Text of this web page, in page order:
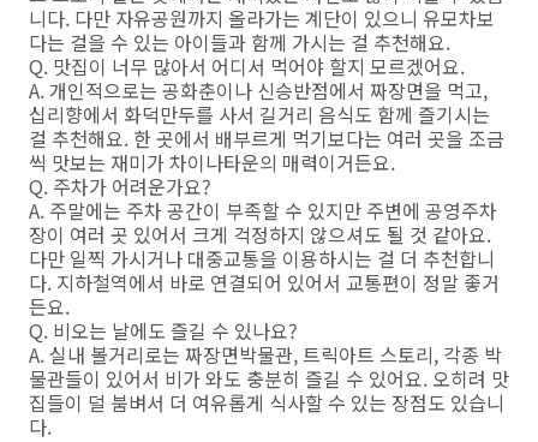
니다. 다만 자유공원까지 올라가는 계단이 있으니 유모차보
다는 걸을 수 있는 아이들과 함께 가시는 걸 추천해요.
Q. 맛집이 너무 많아서 어디서 먹어야 할지 모르겠어요.
A. 개인적으로는 공화춘이나 신승반점에서 짜장면을 먹고,
십리향에서 화덕만두를 사서 길거리 음식도 함께 즐기시는
걸 추천해요. 한 곳에서 배부르게 먹기보다는 여러 곳을 조금
씩 맛보는 재미가 차이나타운의 매력이거든요.
Q. 주차가 어려운가요?
A. 주말에는 주차 공간이 부족할 수 있지만 주변에 공영주차
장이 여러 곳 있어서 크게 걱정하지 않으셔도 될 것 같아요.
다만 일찍 가시거나 대중교통을 이용하시는 걸 더 추천합니
다. 지하철역에서 바로 연결되어 있어서 교통편이 정말 좋거
든요.
Q. 비오는 날에도 즐길 수 있나요?
A. 실내 볼거리로는 짜장면박물관, 트릭아트 스토리, 각종 박
물관들이 있어서 비가 와도 충분히 즐길 수 있어요. 오히려 맛
집들이 덜 붐벼서 더 여유롭게 식사할 수 있는 장점도 있습니
다.